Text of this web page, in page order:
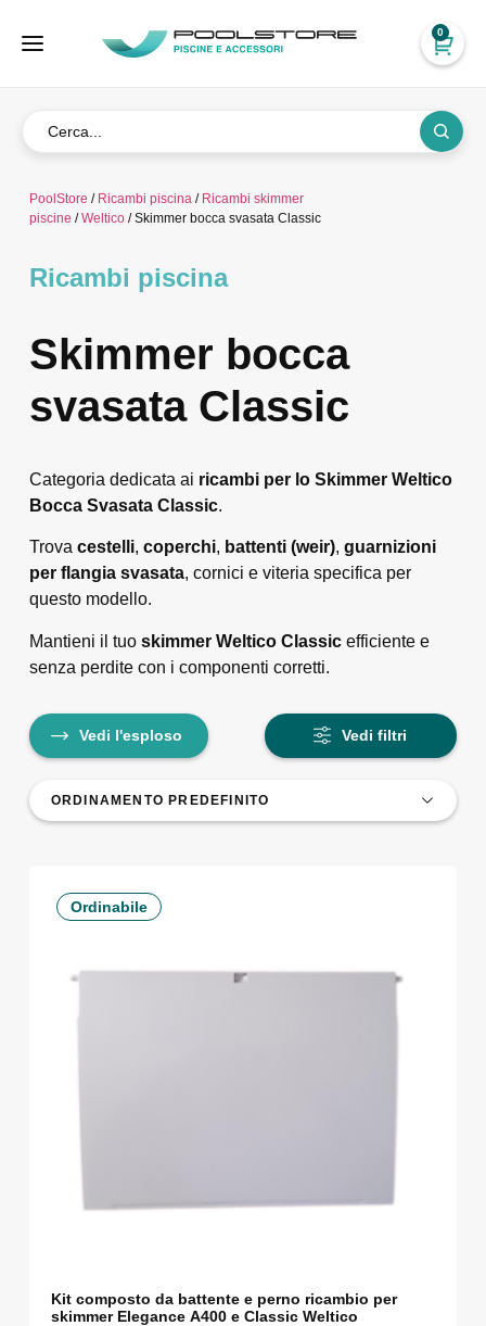
0
PoolStore / Ricambi piscina/ Ricambi skimmer
piscine /Weltico/ Skimmer bocca svasata Classic
Ricambi piscina
Skimmer bocca
svasata Classic
Categoria dedicata ai ricambi per lo Skimmer Weltico
Bocca Svasata Classic.
Trova cestelli, coperchi, battenti (weir), guarnizioni
per flangia svasata, cornici e viteria specifica per
questo modello.
Mantieni il tuo skimmer Weltico Classicefficiente e
senza perdite con i componenti corretti.
Vedi filtri
Vedi l'esploso
Ordinabile
Kit composto da battente e perno ricambio per
skimmer Elegance A400 e Classic Weltico